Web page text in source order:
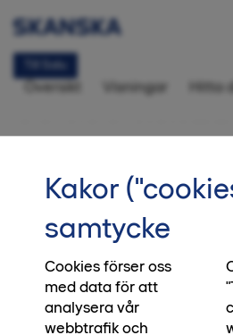
Till Salu
Intresseanmälan
Översikt Visningar Hitta
Slipp avgiften i
Köp din nya bostad i
juni och 30 augusti 2026
månadsavgift i 20 månader.
två års avgifter och ger dig
Kakor
samtycke
Cookies förser oss
med data för att
analysera vår
webbtrafik och